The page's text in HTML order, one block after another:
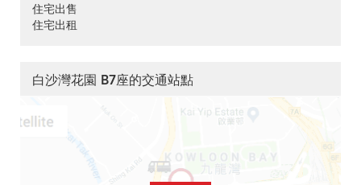
住宅出售
住宅出租
白沙灣花園 B7座的交通站點